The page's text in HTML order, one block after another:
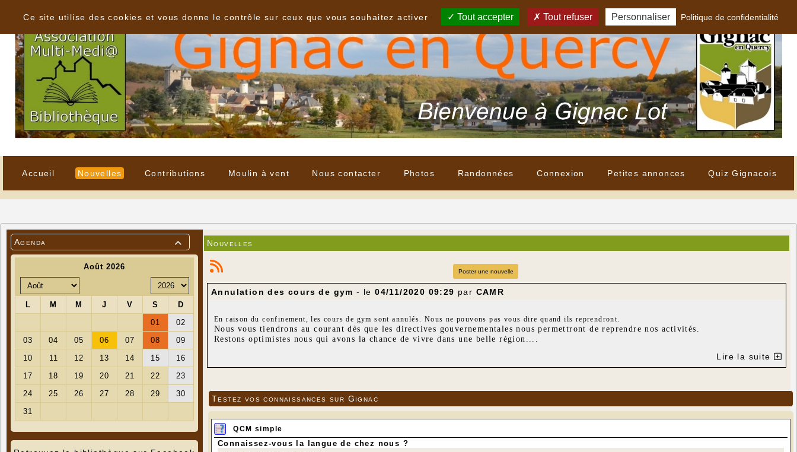
Accueil Nouvelles Contributions Moulin à vent Nous contacter Photos Randonnées Connexion Petites annonces Quiz Gignacois

Agenda Nouvelles
Poster une nouvelle
Annulation des cours de gym - le04/11/2020 09:29 par CAMR
En raison du confinement, les cours de gym sont annulés. Nous ne pouvons pas vous dire quand ils reprendront.
Nous vous tiendrons au courant dès que les directives gouvernementales nous permettront de reprendre nos activités.
Restons optimistes nous qui avons la chance de vivre dans une belle région....
Lire la suite
Testez vos connaissances sur Gignac
QCM simple
Connaissez-vous la langue de chez nous ?
Ce site utilise des cookies et vous donne le contrôle sur ceux que vous souhaitez activer
Tout accepter Tout refuser Personnaliser Politique de confidentialité